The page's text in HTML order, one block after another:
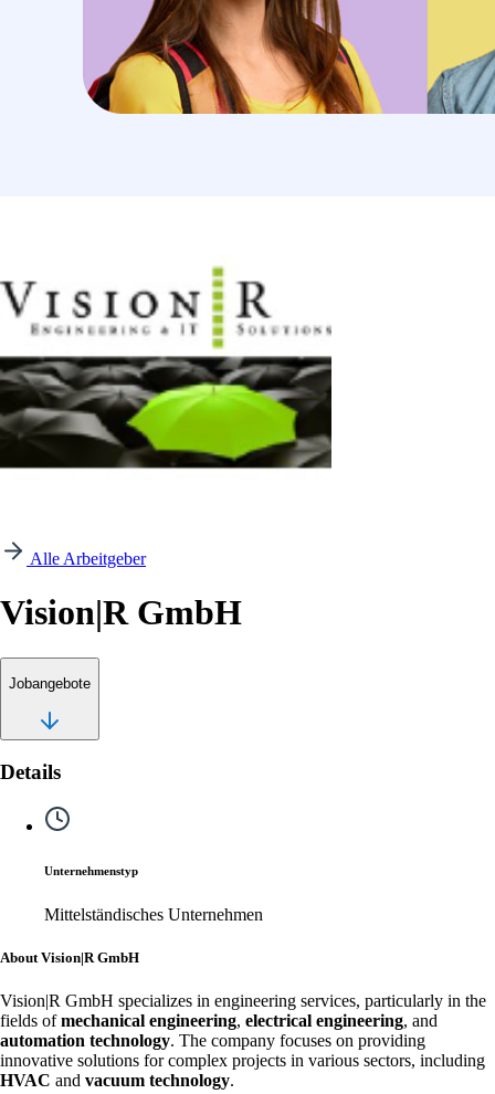
Alle Arbeitgeber
Vision|R GmbH
Jobangebote
Details
Unternehmenstyp
Mittelständisches Unternehmen
About Vision|R GmbH
Vision|R GmbH specializes in engineering services, particularly in the
fields ofmechanical engineering, electrical engineering, and
automation technology. The company focuses on providing
innovative solutions for complex projects in various sectors, including
HVAC and vacuum technology.